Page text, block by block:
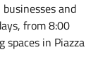
and
from 8:00
in Piazza